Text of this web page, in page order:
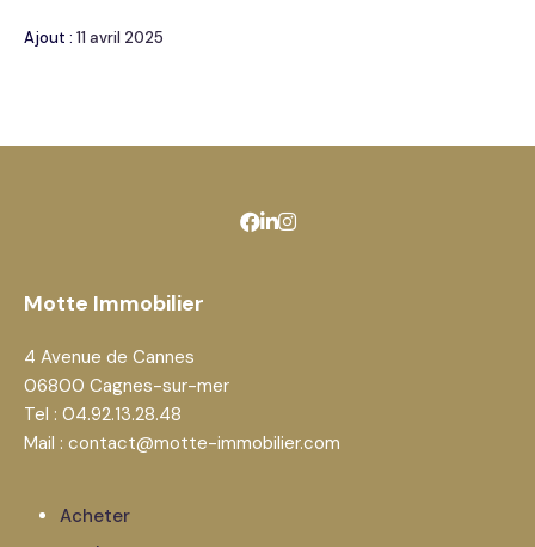
Ajout : 11 avril 2025
Motte Immobilier
4 Avenue de Cannes
06800 Cagnes-sur-mer
Tel : 04.92.13.28.48
Mail : contact@motte-immobilier.com
Acheter